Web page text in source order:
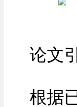
论文
根据